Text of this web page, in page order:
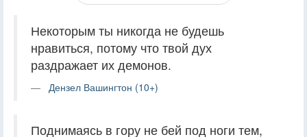
Некоторым ты никогда не будешь
нравиться, потому что твой дух
раздражает их демонов.
Дензел Вашингтон (10+)
Поднимаясь в гору не бей под ноги тем,